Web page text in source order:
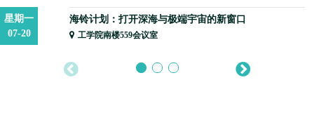
星期一
07-20
海铃计划：打开深海与极端宇宙的新窗口
工学院南楼559会议室